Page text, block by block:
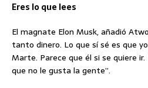
Eres lo que lees
El magnate Elon Musk, añadió
tanto dinero. Lo que sí sé es que
Marte. Parece que él si se quiere
que no le gusta la gente”.